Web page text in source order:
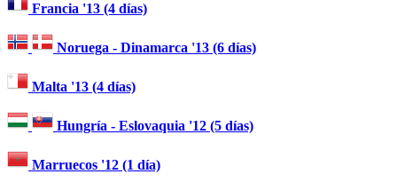
Francia '13 (4 días)
Noruega - Dinamarca '13 (6 días)
Malta '13 (4 días)
Hungría - Eslovaquia '12 (5 días)
Marruecos '12 (1 día)